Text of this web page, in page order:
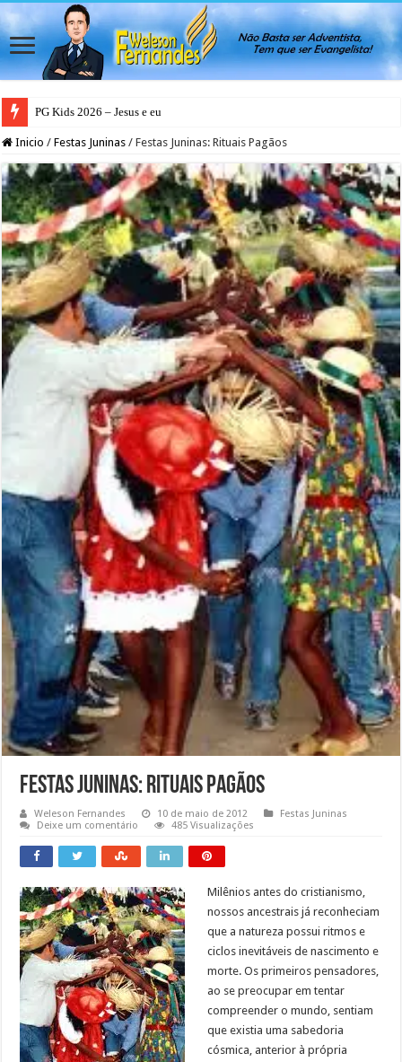
PG Kids 2026 – Jesus e eu
Inicio / Festas Juninas / Festas Juninas: Rituais Pagãos
Festas Juninas: Rituais Pagãos
Weleson Fernandes 10 de maio de 2012
Festas Juninas
Deixe um comentário
485 Visualizações
Milênios antes do cristianismo,
nossos ancestrais já reconheciam
que a natureza possui ritmos e
ciclos inevitáveis de nascimento e
morte. Os primeiros pensadores,
ao se preocupar em tentar
compreender o mundo, sentiam
que existia uma sabedoria
cósmica, anterior à própria